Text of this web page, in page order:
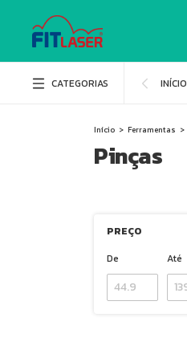
CATEGORIAS INÍCIO
Início > Ferramentas >
Pinças
PREÇO
De
Até